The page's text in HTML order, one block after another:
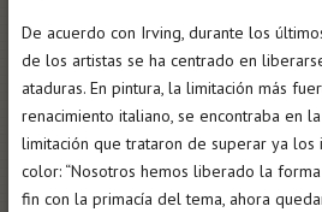
De acuerdo con Irving, durante los
de los artistas se ha centrado en
ataduras. En pintura, la limitación más
renacimiento italiano, se encontraba en
limitación que trataron de superar ya
color: “Nosotros hemos liberado la
fin con la primacía del tema, ahora